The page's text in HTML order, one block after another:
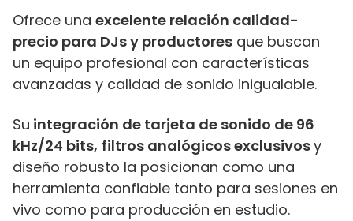
Ofrece una excelente relación calidad-
precio para DJs y productores que buscan
un equipo profesional con características
avanzadas y calidad de sonido inigualable.
Su integración de tarjeta de sonido de 96
kHz/24 bits, filtros analógicos exclusivosy
diseño robusto la posicionan como una
herramienta confiable tanto para sesiones en
vivo como para producción en estudio.